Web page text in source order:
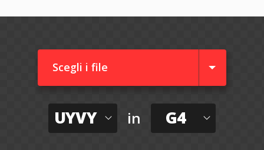
Scegli i file
UYVY in G4